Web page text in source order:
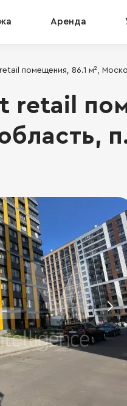
Аренда
помещения, 86.1 м²,
retail